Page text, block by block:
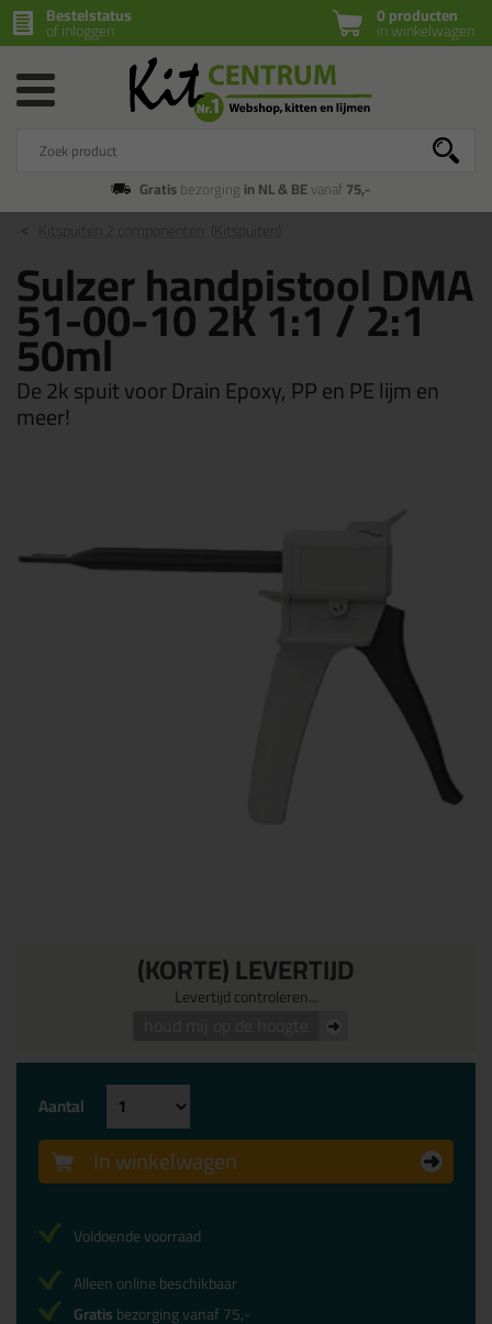
0 producten
in winkelwagen
Bestelstatus
of inloggen
Gratisbezorging in NL & BEvanaf75,-
Kitspuiten 2 componenten
Sulzer handpistool DMA
51-00-10 2K 1:1 / 2:1
50ml
De 2k spuit voor Drain Epoxy, PP en PE lijm en
meer!
(KORTE) LEVERTIJD
Levertijd controleren...
Aantal
In winkelwagen
Voldoende voorraad
Alleen online beschikbaar
Gratisbezorging vanaf 75,-